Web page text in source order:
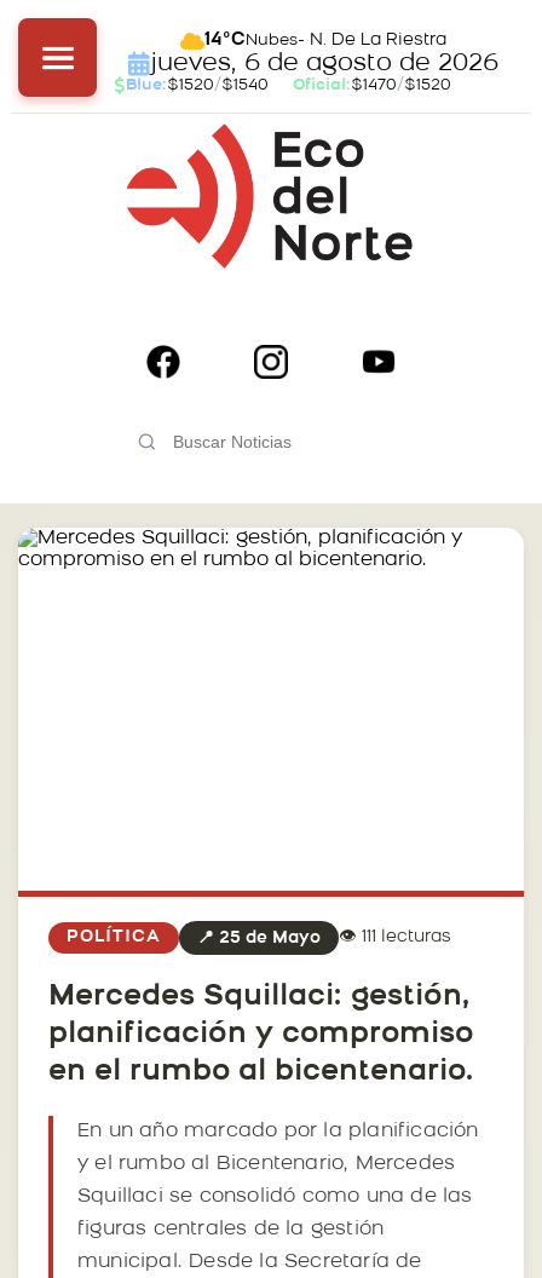
14°C Nubes- N. De La Riestra
jueves, 6 de agosto de 2026
Blue:$1520/$1540 Oficial:$1470/$1520
POLÍTICA 📍 25 de Mayo 👁️ 111 lecturas
Mercedes Squillaci: gestión,
planificación y compromiso
en el rumbo al bicentenario.
En un año marcado por la planificación
y el rumbo al Bicentenario, Mercedes
Squillaci se consolidó como una de las
figuras centrales de la gestión
municipal. Desde la Secretaría de